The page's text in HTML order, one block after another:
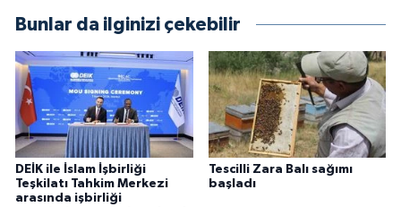
Bunlar da ilginizi çekebilir
DEİK ile İslam İşbirliği
Teşkilatı Tahkim Merkezi
arasında işbirliği
Tescilli Zara Balı sağımı
başladı